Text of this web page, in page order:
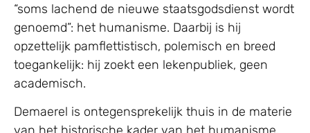
“soms lachend de nieuwe staatsgodsdienst wordt
genoemd”: het humanisme. Daarbij is hij
opzettelijk pamflettistisch, polemisch en breed
toegankelijk: hij zoekt een lekenpubliek, geen
academisch.
Demaerel is ontegensprekelijk thuis in de materie